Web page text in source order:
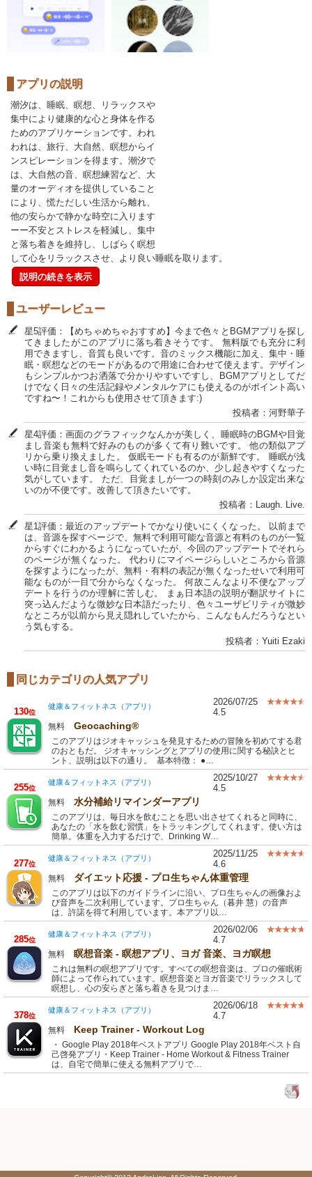
アプリの説明
潮汐は、睡眠、瞑想、リラックスや
集中により健康的な心と身体を作る
ためのアプリケーションです。われ
われは、旅行、大自然、瞑想からイ
ンスピレーションを得ます。潮汐で
は、大自然の音、瞑想練習など、大
量のオーディオを提供していること
により、慌ただしい生活から離れ、
他の安らかで静かな時空に入ります
ーー不安とストレスを軽減し、集中
と落ち着きを維持し、しばらく瞑想
して心をリラックスさせ、より良い睡眠を取ります。
説明の続きを表示
ユーザーレビュー
星5評価：【めちゃめちゃおすすめ】今まで色々とBGMアプリを探し
てきましたがこのアプリに落ち着きそうです。 無料版でも充分に利
用できますし、音質も良いです。音のミックス機能に加え、集中・睡
眠・瞑想などのモードがあるので用途に合わせて使えます。デザイン
もシンプルかつお洒落で分かりやすいですし、BGMアプリとしてだ
けでなく日々の生活記録やメンタルケアにも使えるのがポイント高い
ですね〜！これからも使用させて頂きます:)
投稿者：河野華子
星4評価：画面のグラフィックなんかが美しく、睡眠時のBGMや目覚
まし音楽も無料で好みのものが多くて有り難いです。 他の類似アプ
リから乗り換えました。 仮眠モードも有るのが新鮮です。 睡眠が浅
い時に目覚まし音を鳴らしてくれているのか、少し起きやすくなった
気がしています。 ただ、目覚ましが一つの時刻のみしか設定出来な
いのが不便です。改善して頂きたいです。
投稿者：Laugh. Live.
星1評価：最近のアップデートでかなり使いにくくなった。 以前まで
は、音源を探すページで、無料で利用可能な音源と有料のものが一覧
からすぐにわかるようになっていたが、今回のアップデートでそれら
のページが無くなった。 代わりにマイページらしいところから音源
を探すようになったが、無料・有料の表記が無くなったせいで利用可
能なものが一目で分からなくなった。 何故こんなより不便なアップ
デートを行うのか理解に苦しむ。 まぁ日本語の説明が翻訳サイトに
突っ込んだような微妙な日本語だったり、色々ユーザビリティが微妙
なところが以前から見え隠れしていたから、こんなもんだろうなとい
う気もする。
投稿者：Yuiti Ezaki
同じカテゴリの人気アプリ
130位
健康＆フィットネス（アプリ）
2026/07/25
4.5
無料 Geocaching®
このアプリはジオキャッシュを発見するための冒険を初めてする君
のおともだ。 ジオキャッシングとアプリの使用に関する秘訣とヒ
ント、説明は以下の通り。 基本特徴： ●…
255位
健康＆フィットネス（アプリ）
2025/10/27
4.5
無料 水分補給リマインダーアプリ
このアプリは、毎日水を飲むことを思い出させてくれると同時に、
あなたの「水を飲む習慣」をトラッキングしてくれます。使い方は
簡単。体重を入力するだけで、Drinking W…
277位
健康＆フィットネス（アプリ）
2025/11/25
4.6
無料 ダイエット応援 - プロ生ちゃん体重管理
このアプリは以下のガイドラインに沿い、プロ生ちゃんの画像およ
び音声を二次利用しています。プロ生ちゃん（暮井 慧）の音声
は、許諾を得て利用しています。本アプリ以…
285位
健康＆フィットネス（アプリ）
2026/02/06
4.7
無料 瞑想音楽 - 瞑想アプリ、ヨガ 音楽、ヨガ瞑想
これは無料の瞑想アプリです。すべての瞑想音楽は、プロの催眠術
師によって作られています。瞑想音楽とヨガ音楽でリラックスして
瞑想し、心の安らぎと落ち着きを見つけま…
378位
健康＆フィットネス（アプリ）
2026/06/18
4.7
無料 Keep Trainer - Workout Log
・ Google Play 2018年ベストアプリ Google Play 2018年ベスト自
己啓発アプリ・Keep Trainer - Home Workout & Fitness Trainer
は、自宅で簡単に使える無料アプリで…